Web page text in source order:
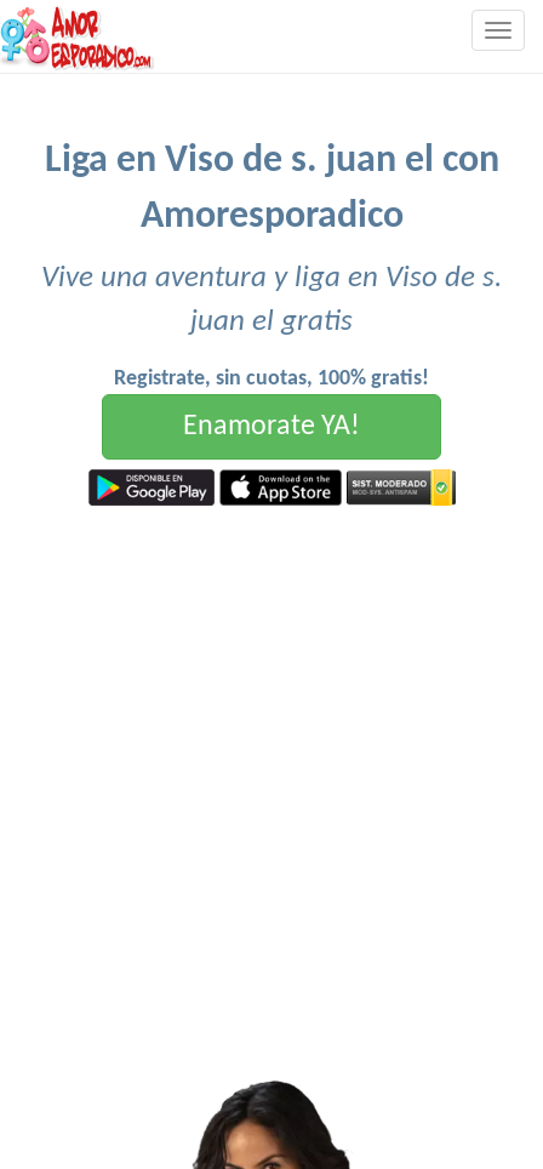
Liga en Viso de s. juan el con
Amoresporadico
Vive una aventura y liga en Viso de s.
juan el gratis
Registrate, sin cuotas, 100% gratis!
Enamorate YA!